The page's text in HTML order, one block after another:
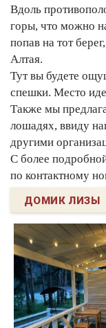
Вдоль
горы, что можно
попав на тот
Алтая.
Тут вы будете
спешки. Место
Также мы
лошадях, ввиду
другими
С более
по контактному
ДОМИК ЛИЗЫ